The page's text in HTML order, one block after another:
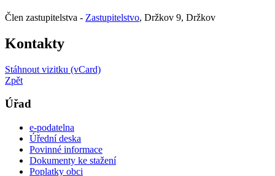
Člen zastupitelstva - Zastupitelstvo, Držkov 9, Držkov
Kontakty
Stáhnout vizitku (vCard)
Zpět
Úřad
e-podatelna
Úřední deska
Povinné informace
Dokumenty ke stažení
Poplatky obci